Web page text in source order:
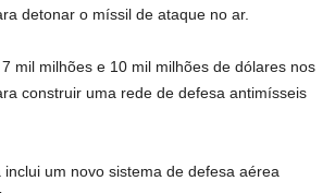
detonar o míssil de ataque no ar.
mil milhões e 10 mil milhões de dólares nos
construir uma rede de defesa antimísseis
um novo sistema de defesa aérea